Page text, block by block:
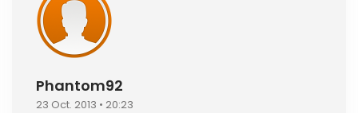
Phantom92
23 Oct. 2013 • 20:23